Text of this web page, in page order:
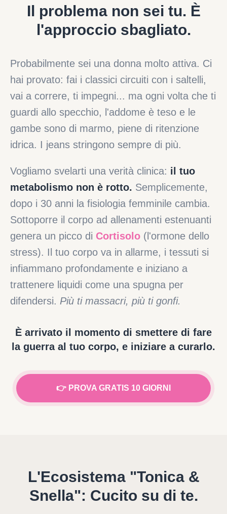
Il problema non sei tu. È
l'approccio sbagliato.
Probabilmente sei una donna molto attiva. Ci
hai provato: fai i classici circuiti con i saltelli,
vai a correre, ti impegni... ma ogni volta che ti
guardi allo specchio, l'addome è teso e le
gambe sono di marmo, piene di ritenzione
idrica. I jeans stringono sempre di più.
Vogliamo svelarti una verità clinica: il tuo
metabolismo non è rotto. Semplicemente,
dopo i 30 anni la fisiologia femminile cambia.
Sottoporre il corpo ad allenamenti estenuanti
genera un picco di Cortisolo (l'ormone dello
stress). Il tuo corpo va in allarme, i tessuti si
infiammano profondamente e iniziano a
trattenere liquidi come una spugna per
difendersi. Più ti massacri, più ti gonfi.
È arrivato il momento di smettere di fare
la guerra al tuo corpo, e iniziare a curarlo.
👉 PROVA GRATIS 10 GIORNI
L'Ecosistema "Tonica &
Snella": Cucito su di te.